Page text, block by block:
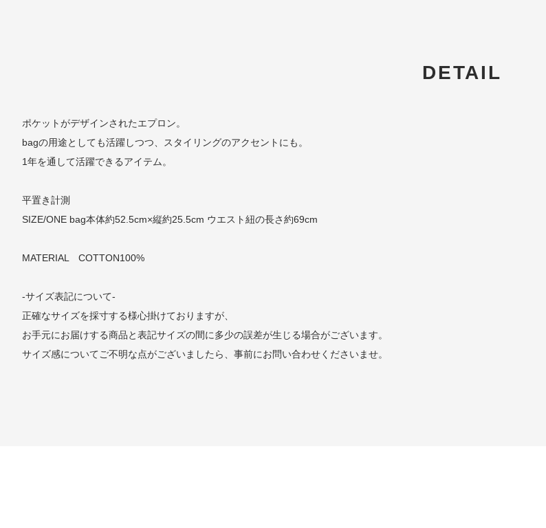
DETAIL
ポケットがデザインされたエプロン。
bagの用途としても活躍しつつ、スタイリングのアクセントにも。
1年を通して活躍できるアイテム。
平置き計測
SIZE/ONE bag本体約52.5cm×縦約25.5cm ウエスト紐の長さ約69cm
MATERIAL COTTON100%
-サイズ表記について-
正確なサイズを採寸する様心掛けておりますが、
お手元にお届けする商品と表記サイズの間に多少の誤差が生じる場合がございます。
サイズ感についてご不明な点がございましたら、事前にお問い合わせくださいませ。